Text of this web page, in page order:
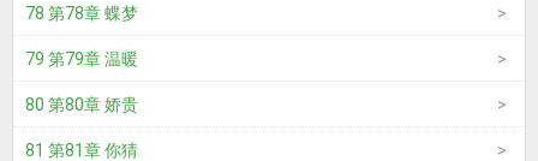
78 第78章 蝶梦
79 第79章 温暖
80 第80章 娇贵
81 第81章 你猜